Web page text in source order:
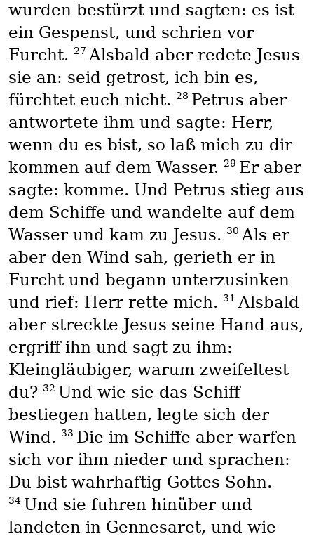
wurden bestürzt und sagten: es ist
ein Gespenst, und schrien vor
Furcht. 27 Alsbald aber redete Jesus
sie an: seid getrost, ich bin es,
fürchtet euch nicht. 28 Petrus aber
antwortete ihm und sagte: Herr,
wenn du es bist, so laß mich zu dir
kommen auf dem Wasser. 29 Er aber
sagte: komme. Und Petrus stieg aus
dem Schiffe und wandelte auf dem
Wasser und kam zu Jesus. 30 Als er
aber den Wind sah, gerieth er in
Furcht und begann unterzusinken
und rief: Herr rette mich. 31 Alsbald
aber streckte Jesus seine Hand aus,
ergriff ihn und sagt zu ihm:
Kleingläubiger, warum zweifeltest
du? 32 Und wie sie das Schiff
bestiegen hatten, legte sich der
Wind. 33 Die im Schiffe aber warfen
sich vor ihm nieder und sprachen:
Du bist wahrhaftig Gottes Sohn.
34 Und sie fuhren hinüber und
landeten in Gennesaret, und wie